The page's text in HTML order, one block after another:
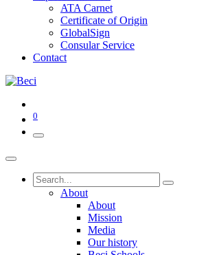
ATA Carnet
Certificate of Origin
GlobalSign
Consular Service
Contact
0
About
About
Mission
Media
Our history